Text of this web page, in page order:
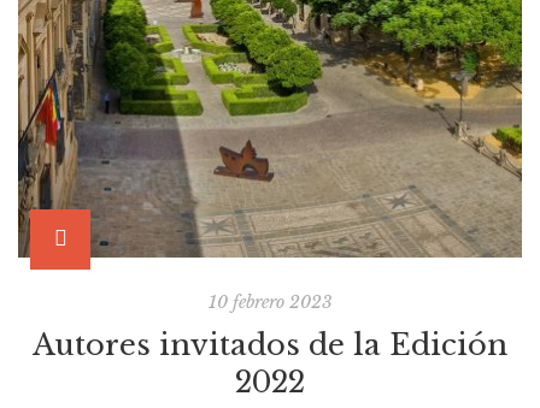
10 febrero 2023
Autores invitados de la Edición
2022